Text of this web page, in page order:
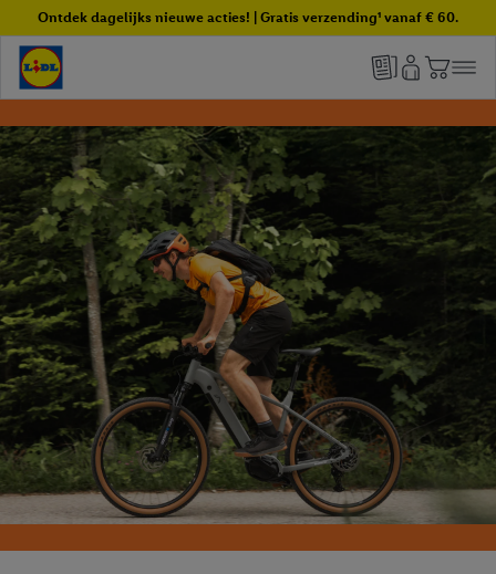
Ontdek dagelijks nieuwe acties! | Gratis verzending¹ vanaf € 60.